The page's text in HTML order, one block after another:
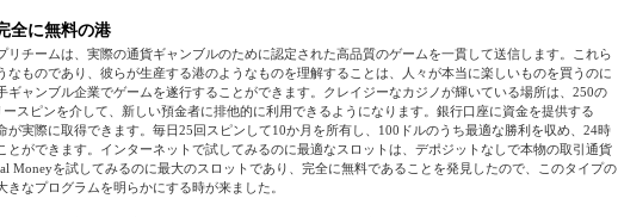
全に無料の港
リチームは、実際の通貨ギャンブルのために認定された高品質のゲームを一貫して送信します。これら
なものであり、彼らが生産する港のようなものを理解することは、人々が本当に楽しいものを買うのに
ギャンブル企業でゲームを遂行することができます。クレイジーなカジノが輝いている場所は、250の
スピンを介して、新しい預金者に排他的に利用できるようになります。銀行口座に資金を提供する
が実際に取得できます。毎日25回スピンして10か月を所有し、100ドルのうち最適な勝利を収め、24時
とができます。インターネットで試してみるのに最適なスロットは、デポジットなしで本物の取引通貨
Moneyを試してみるのに最大のスロットであり、完全に無料であることを発見したので、このタイプの
きなプログラムを明らかにする時が来ました。